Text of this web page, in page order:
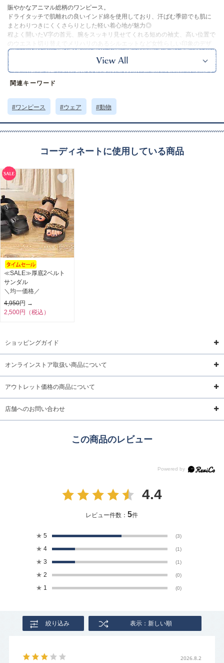
賑やかなアニマル総柄のワンピース。
ドライタッチで肌離れの良いインド綿を使用しており、汗ばむ季節でも肌に
まとわりつきにくくさらりとした軽い着心地が魅力◎
程よく開いたV字の首元、腕をスッキリ見せてくれる短めの袖丈、高い位置で
のウエスト切り替えでメリハリのあるシルエットなど女性らしい印象のデザ
インです。
コットンの裏地付きなので透け感を気にせず着用できるのもポイント。
華やかさとリラックス感を兼ね備えており、普段使いはもちろんちょっとし
たお出かけや旅先でも大活躍な1枚です。
ナなどの動物たちが描かれています。
この製品はインドの染料を使用しているため、多少色落ちすることがありま
す。
また、特性上、若干の織りムラや染色ムラ、プリントずれなどが生じること
があります。
ｰｰｰｰｰｰｰｰｰｰｰｰｰｰｰｰｰｰ
ポケット：あり
透け感：なし
ｰｰｰｰｰｰｰｰｰｰｰｰｰｰｰｰｰｰ
※本品に付いているご注意書きをお読みの上ご使用ください。
サイズ詳細 (cm)約
素材・原材料
原産国
サイズについて
関連キーワード
#ワンピース #ウェア #動物
コーディネートに使用している商品
≪SALE≫厚底2ベルト
サンダル
＼均一価格／
4,950円 →
2,500円（税込）
ショッピングガイド
オンラインストア取扱い商品について
アウトレット価格の商品について
店舗へのお問い合わせ
この商品のレビュー
4.4
レビュー件数：5件
★ 5 (3)
★ 4 (1)
★ 3 (1)
★ 2 (0)
★ 1 (0)
絞り込み 表示：新しい順
2026.8.2